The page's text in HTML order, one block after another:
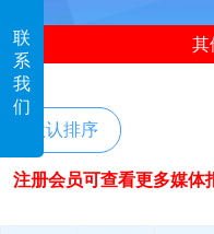
联
系
我
们
其
默认排序
注册会员可查看更多媒体